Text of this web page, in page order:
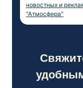
новостных и
"Атмосфера"